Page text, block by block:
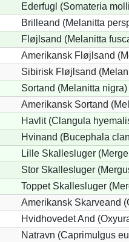
Ederfugl (Somateria
Brilleand (Melanitta
Fløjlsand (Melanitta
Amerikansk Fløjlsand
Sibirisk Fløjlsand
Sortand (Melanitta nigra)
Amerikansk Sortand
Havlit (Clangula
Hvinand (Bucephala
Lille Skallesluger
Stor Skallesluger
Toppet Skallesluger
Amerikansk Skarveand
Hvidhovedet And
Natravn (Caprimulgus